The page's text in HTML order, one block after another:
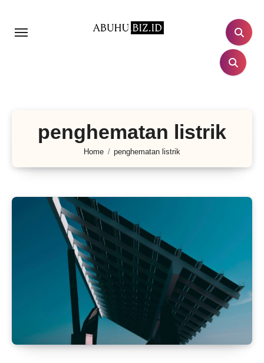
penghematan listrik
Home penghematan listrik